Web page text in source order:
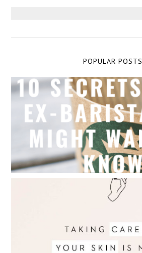
POPULAR POSTS